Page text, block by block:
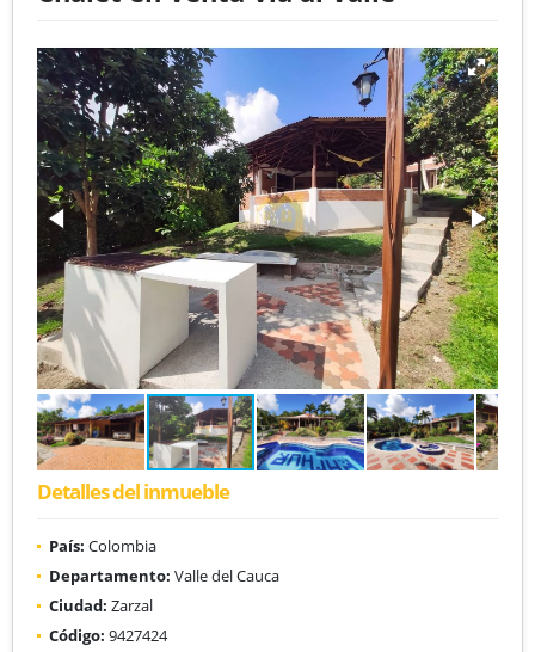
Detalles del inmueble
País: Colombia
Departamento: Valle del Cauca
Ciudad: Zarzal
Código: 9427424